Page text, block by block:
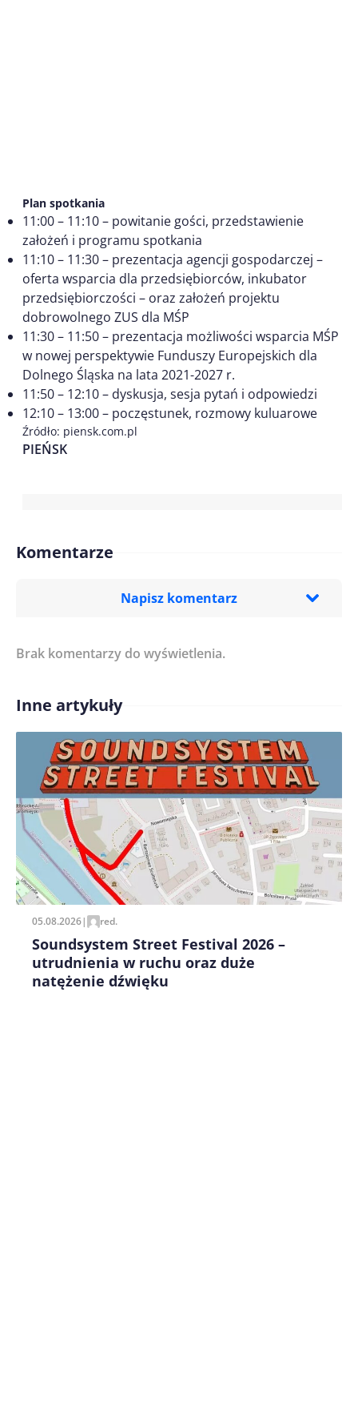
Plan spotkania
11:00 – 11:10 – powitanie gości, przedstawienie
założeń i programu spotkania
11:10 – 11:30 – prezentacja agencji gospodarczej –
oferta wsparcia dla przedsiębiorców, inkubator
przedsiębiorczości – oraz założeń projektu
dobrowolnego ZUS dla MŚP
11:30 – 11:50 – prezentacja możliwości wsparcia MŚP
w nowej perspektywie Funduszy Europejskich dla
Dolnego Śląska na lata 2021-2027 r.
11:50 – 12:10 – dyskusja, sesja pytań i odpowiedzi
12:10 – 13:00 – poczęstunek, rozmowy kuluarowe
Źródło: piensk.com.pl
PIEŃSK
Komentarze
Napisz komentarz
Treść komentarza*
Imię/ Nick*
Zapamiętaj moje dane w tej przeglądarce podczas
pisania kolejnych komentarzy.
Brak komentarzy do wyświetlenia.
Inne artykuły
05.08.2026| red.
Soundsystem Street Festival 2026 –
utrudnienia w ruchu oraz duże
natężenie dźwięku